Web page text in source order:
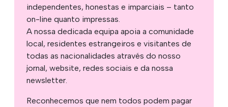
independentes, honestas e imparciais – tanto
on-line quanto impressas.
A nossa dedicada equipa apoia a comunidade
local, residentes estrangeiros e visitantes de
todas as nacionalidades através do nosso
jornal, website, redes sociais e da nossa
newsletter.
Reconhecemos que nem todos podem pagar